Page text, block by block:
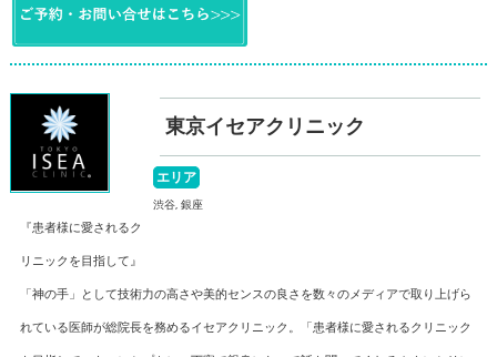
東京イセアクリニック
エリア
渋谷, 銀座
『患者様に愛されるク
リニックを目指して』
「神の手」として技術力の高さや美的センスの良さを数々のメディアで取り上げら
れている医師が総院長を務めるイセアクリニック。「患者様に愛されるクリニック